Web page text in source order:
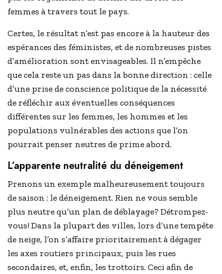
femmes à travers tout le pays.
Certes, le résultat n’est pas encore à la hauteur des
espérances des féministes, et de nombreuses pistes
d’amélioration sont envisageables. Il n’empêche
que cela reste un pas dans la bonne direction : celle
d’une prise de conscience politique de la nécessité
de réfléchir aux éventuelles conséquences
différentes sur les femmes, les hommes et les
populations vulnérables des actions que l’on
pourrait penser neutres de prime abord.
L’apparente neutralité du déneigement
Prenons un exemple malheureusement toujours
de saison : le déneigement. Rien ne vous semble
plus neutre qu’un plan de déblayage? Détrompez-
vous! Dans la plupart des villes, lors d’une tempête
de neige, l’on s’affaire prioritairement à dégager
les axes routiers principaux, puis les rues
secondaires, et, enfin, les trottoirs. Ceci afin de